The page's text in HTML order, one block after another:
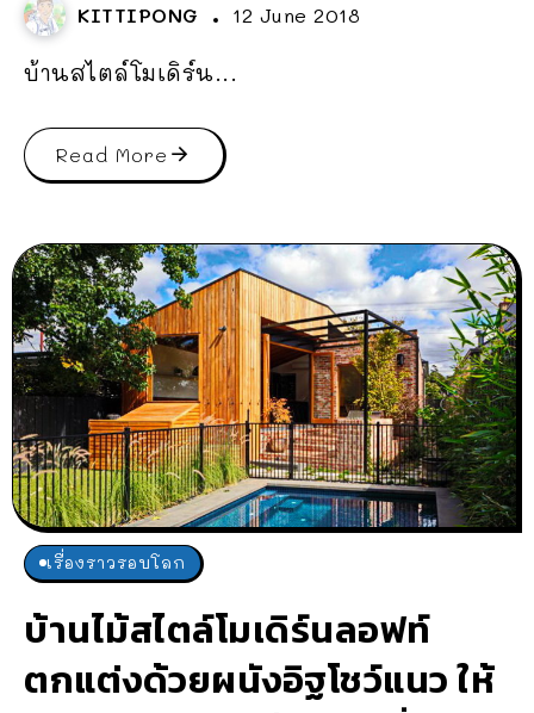
KITTIPONG 12 June 2018
บ้านสไตล์โมเดิร์น...
Read More
เรื่องราวรอบโลก
บ้านไม้สไตล์โมเดิร์นลอฟท์
ตกแต่งด้วยผนังอิฐโชว์แนว ให้